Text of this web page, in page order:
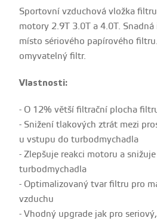
Sportovní vzduchová vložka
motory 2.9T 3.0T a 4.0T.
místo sériového papírového
omyvatelný filtr.
Vlastnosti:
- O 12% větší filtrační plocha
- Snižení tlakových ztrát mezi
u vstupu do turbodmychadla
- Zlepšuje reakci motoru a
turbodmychadla
- Optimalizovaný tvar filtru pro
vzduchu
- Vhodný upgrade jak pro